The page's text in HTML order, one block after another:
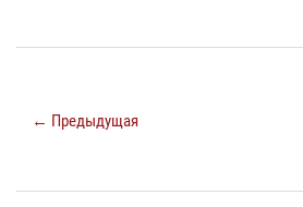
← Предыдущая